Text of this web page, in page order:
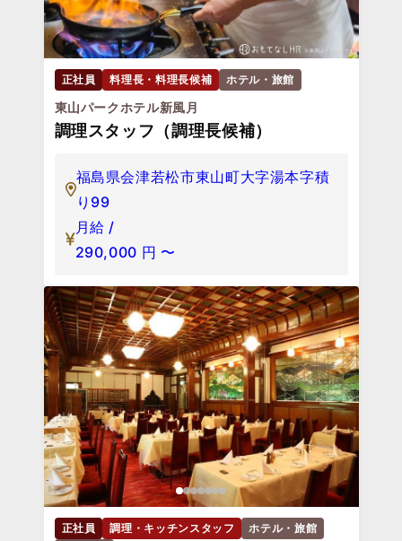
正社員 料理長・料理長候補 ホテル・旅館
東山パークホテル新風月
調理スタッフ（調理長候補）
福島県会津若松市東山町大字湯本字積
り99
月給 /
290,000 円 〜
正社員 調理・キッチンスタッフ
ホテル・旅館